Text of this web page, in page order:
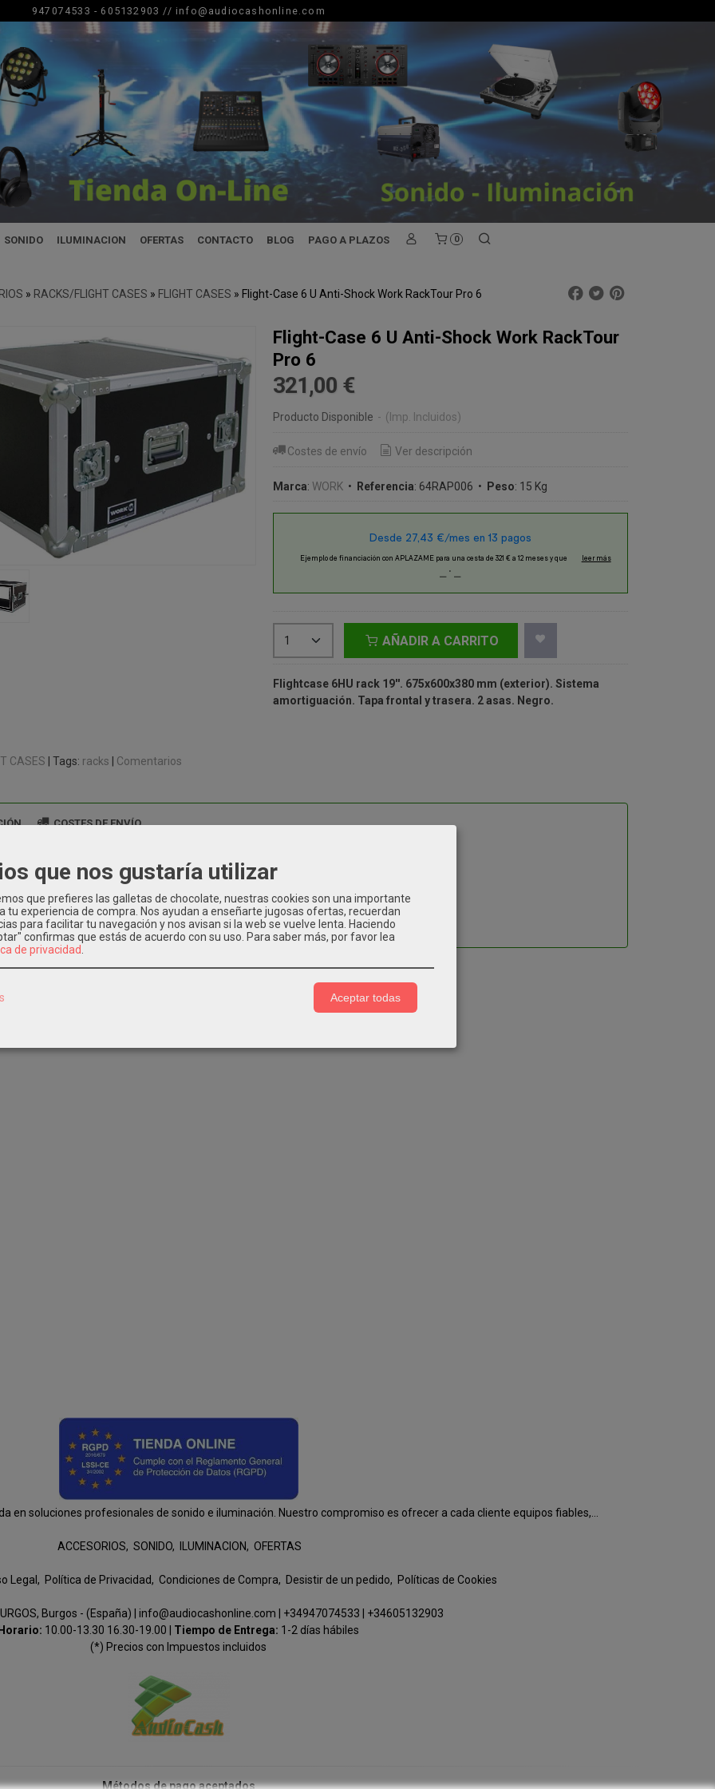
947074533 - 605132903 // info@audiocashonline.com
SONIDO ILUMINACION OFERTAS CONTACTO BLOG PAGO A PLAZOS 0
» RACKS/FLIGHT CASES » FLIGHT CASES » Flight-Case 6 U Anti-Shock Work RackTour Pro 6
Flight-Case 6 U Anti-Shock Work RackTour
Pro 6
321,00 €
Producto Disponible - (Imp. Incluidos)
Costes de envío Ver descripción
Marca: WORK• Referencia: 64RAP006 • Peso: 15 Kg
AÑADIR A CARRITO
Flightcase 6HU rack 19''. 675x600x380 mm (exterior). Sistema
amortiguación. Tapa frontal y trasera. 2 asas. Negro.
CASES Tags: racks Comentarios
COSTES DE ENVÍO
antigolpes 6 unidades.
(An x Al x Pr): 670 x 380 x 595 mm.
en soluciones profesionales de sonido e iluminación. Nuestro compromiso es ofrecer a cada cliente equipos fiables,...
ACCESORIOS SONIDO ILUMINACION OFERTAS
Legal Política de Privacidad Condiciones de Compra Desistir de un pedido Políticas de Cookies
Burgos - (España) | info@audiocashonline.com | +34947074533
+34605132903
Horario: 10.00-13.30 16.30-19.00 | Tiempo de Entrega: 1-2 días hábiles
(*) Precios con Impuestos incluidos
Métodos de pago aceptados
que nos gustaría utilizar
que prefieres las galletas de chocolate, nuestras cookies son una importante
tu experiencia de compra. Nos ayudan a enseñarte jugosas ofertas, recuerdan
para facilitar tu navegación y nos avisan si la web se vuelve lenta. Haciendo
confirmas que estás de acuerdo con su uso. Para saber más, por favor lea
de privacidad.
Aceptar todas